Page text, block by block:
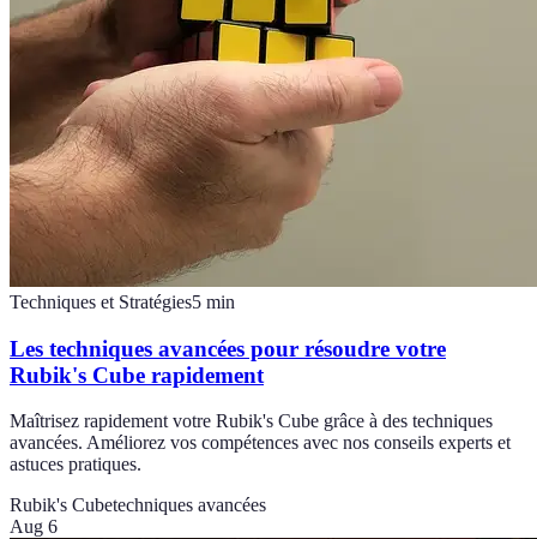
Techniques et Stratégies5 min
Les techniques avancées pour résoudre votre
Rubik's Cube rapidement
Maîtrisez rapidement votre Rubik's Cube grâce à des techniques
avancées. Améliorez vos compétences avec nos conseils experts et
astuces pratiques.
Rubik's Cubetechniques avancées
Aug 6